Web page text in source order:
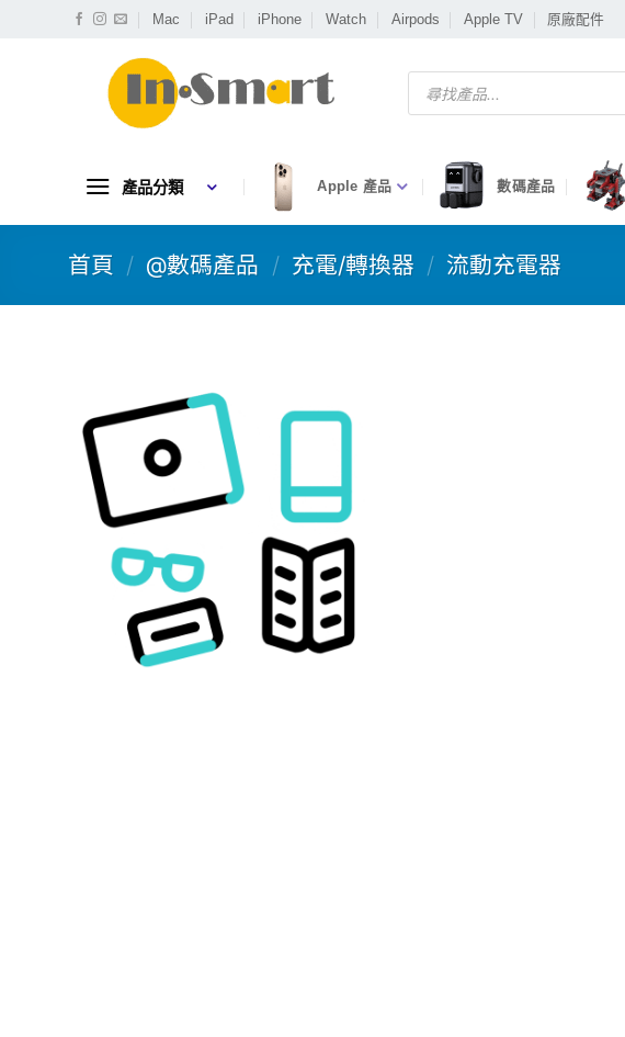
Mac iPad iPhone Watch Airpods Apple TV 原廠配件
Products
search
產品分類 Apple 產品 數碼產品
首頁 / @數碼產品 / 充電/轉換器 / 流動充電器